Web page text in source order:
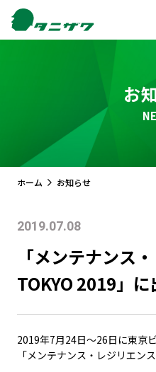
お
ホーム お知らせ
2019.07.08
「メンテナンス
TOKYO 2019」
2019年7月24日～26日に東京
「メンテナンス・レジリエン